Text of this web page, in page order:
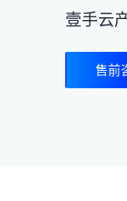
壹手云
售前